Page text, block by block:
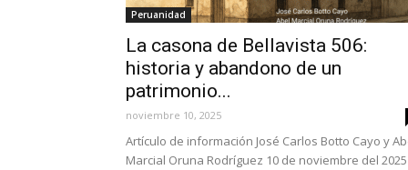
Peruanidad
La casona de Bellavista 506:
historia y abandono de un
patrimonio...
noviembre 10, 2025
Artículo de información José Carlos Botto Cayo y
Marcial Oruna Rodríguez 10 de noviembre del 2025